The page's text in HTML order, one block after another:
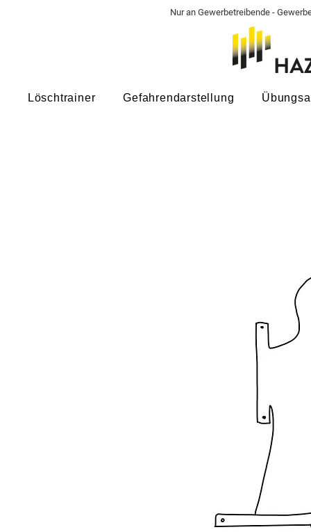
Nur an Gewerbetreibende -
Löschtrainer Gefahrendarstellung